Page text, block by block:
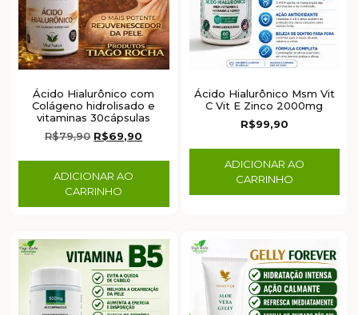
Ácido Hialurônico com
Colágeno hidrolisado e
vitaminas 30cápsulas
R$79,90 R$69,90
ADICIONAR AO
CARRINHO
Ácido Hialurônico Msm Vit
C Vit E Zinco 2000mg
R$99,90
ADICIONAR AO
CARRINHO